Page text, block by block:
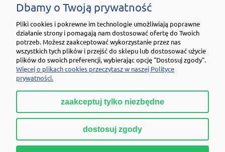
OBSŁUGA KLIENTA
TWOJE KONTO
NEWSLETTER
pokaż pełną wersję strony
Sklep internetowy Shoper.pl
Dbamy o Twoją prywatność
Pliki cookies i pokrewne im technologie umożliwiają poprawne
działanie strony i pomagają nam dostosować ofertę do Twoich
potrzeb. Możesz zaakceptować wykorzystanie przez nas
wszystkich tych plików i przejść do sklepu lub dostosować użycie
plików do swoich preferencji, wybierając opcję "Dostosuj zgody".
Więcej o plikach cookies przeczytasz w naszej Polityce
prywatności.
zaakceptuj tylko niezbędne
dostosuj zgody